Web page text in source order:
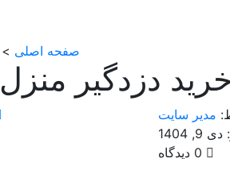
صفحه اصلی >
دزدگیر منزل
مدیر سایت
1404